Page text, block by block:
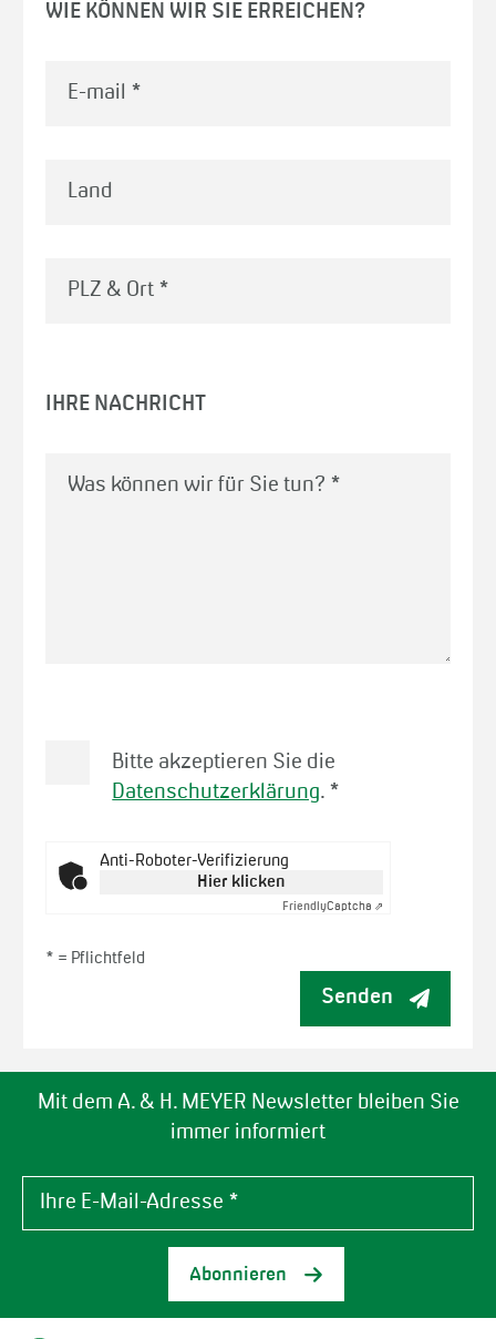
WIE KÖNNEN WIR SIE ERREICHEN?
E-mail *
Land
PLZ & Ort *
IHRE NACHRICHT
Was können wir für Sie tun? *
Bitte akzeptieren Sie die
Datenschutzerklärung. *
Anti-Roboter-Verifizierung
Hier klicken
FriendlyCaptcha ⇗
* = Pflichtfeld
Senden
Mit dem A. & H. MEYER Newsletter bleiben Sie
immer informiert
Abonnieren